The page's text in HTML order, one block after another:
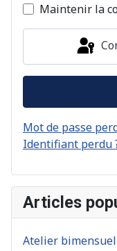
Maintenir la
Mot de passe
Identifiant perdu
Articles
Atelier